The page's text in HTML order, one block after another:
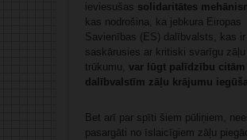
ieviesušas solidaritātes
kas nodrošina, ka jebkura Eiropas
Savienības (ES) dalībvalsts, kas ir
saskārusies ar kritiski svarīgu zāļu
trūkumu, var lūgt palīdzību citām
dalībvalstīm zāļu krājumu
Bet arī par spīti šiem pūliņiem,
pasargāti no īslaicīgiem zāļu